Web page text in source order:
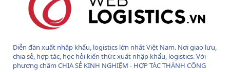
Diễn đàn xuất nhập khẩu, logistics lớn nhất Việt Nam. Nơi giao lưu,
chia sẻ, hợp tác, học hỏi kiến thức xuất nhập khẩu, logistics. Với
phương châm CHIA SẺ KINH NGHIỆM - HỢP TÁC THÀNH CÔNG